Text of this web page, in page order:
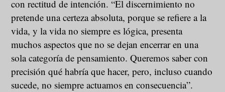
con rectitud de intención. “El discernimiento no
pretende una certeza absoluta, porque se refiere a la
vida, y la vida no siempre es lógica, presenta
muchos aspectos que no se dejan encerrar en una
sola categoría de pensamiento. Queremos saber con
precisión qué habría que hacer, pero, incluso cuando
sucede, no siempre actuamos en consecuencia”.